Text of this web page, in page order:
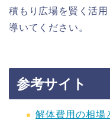
積もり広場を賢く活
導いてください。
参考サイト
解体費用の相場